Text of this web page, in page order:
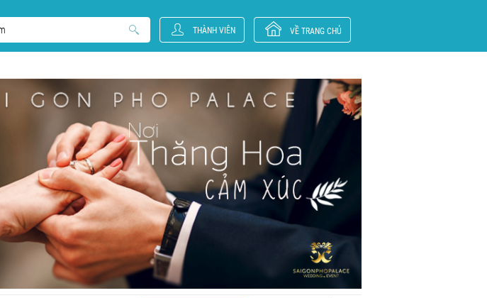
THÀNH VIÊN VỀ TRANG CHỦ